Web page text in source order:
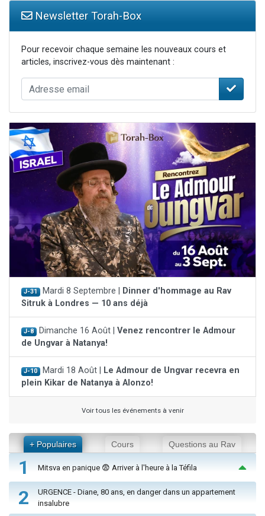
Newsletter Torah-Box
Pour recevoir chaque semaine les nouveaux cours et
articles, inscrivez-vous dès maintenant :
J-31 Mardi 8 Septembre |
Dinner d'hommage au Rav
Sitruk à Londres — 10 ans déjà
J-8 Dimanche 16 Août | Venez rencontrer le Admour
de Ungvar à Natanya!
J-10 Mardi 18 Août |
Le Admour de Ungvar recevra en
plein Kikar de Natanya à Alonzo!
Voir tous les événements à venir
+ Populaires Cours Questions au Rav
1 Mitsva en panique 😨 Arriver à l'heure à la Téfila
2
URGENCE - Diane, 80 ans, en danger dans un appartement
insalubre